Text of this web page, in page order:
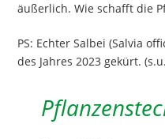
äußerlich. Wie schafft die
PS: Echter Salbei (Salvia
des Jahres 2023 gekürt.